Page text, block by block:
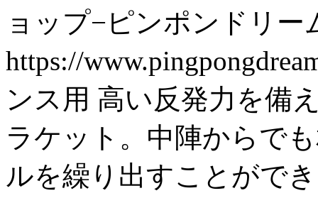
ョップ−ピンポンドリー
https://
ンス用 高い反発力を備
ラケット。中陣からで
ルを繰り出すことがで